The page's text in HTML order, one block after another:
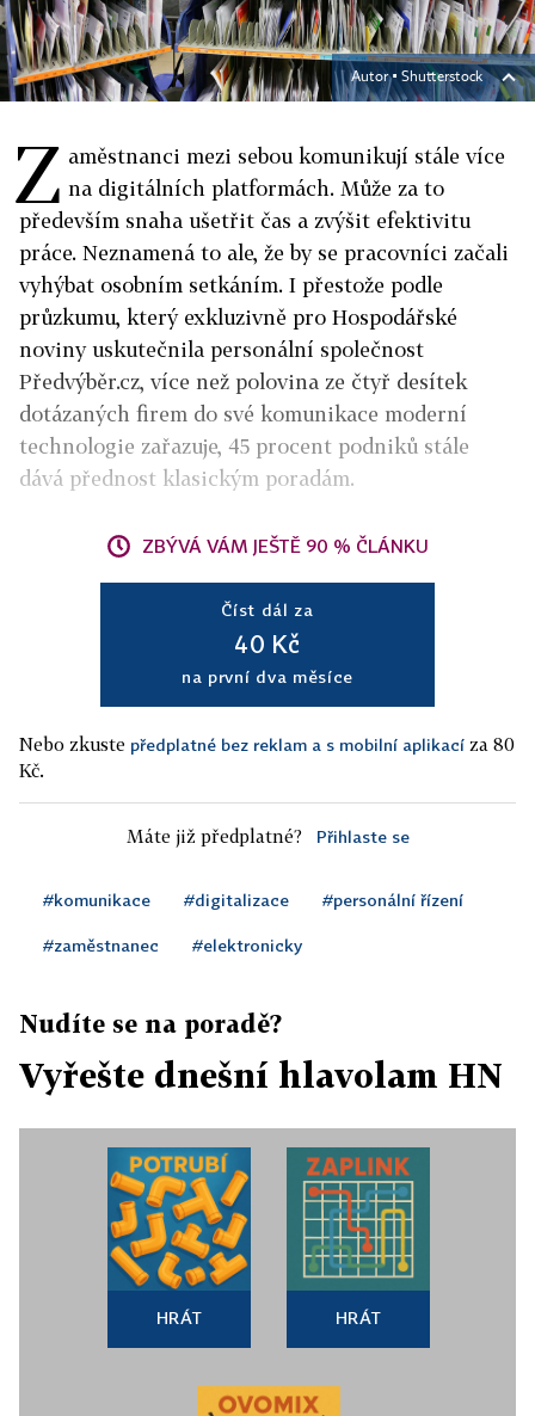
Autor ▪ Shutterstock
Z aměstnanci mezi sebou komunikují stále více
na digitálních platformách. Může za to
především snaha ušetřit čas a zvýšit efektivitu
práce. Neznamená to ale, že by se pracovníci začali
vyhýbat osobním setkáním. I přestože podle
průzkumu, který exkluzivně pro Hospodářské
noviny uskutečnila personální společnost
Předvýběr.cz, více než polovina ze čtyř desítek
dotázaných firem do své komunikace moderní
technologie zařazuje, 45 procent podniků stále
dává přednost klasickým poradám.
ZBÝVÁ VÁM JEŠTĚ 90 % ČLÁNKU
Číst dál za
40 Kč
na první dva měsíce
Nebo zkuste předplatné bez reklam a s mobilní aplikací za 80
Kč.
Máte již předplatné? Přihlaste se
#komunikace #digitalizace #personální řízení
#zaměstnanec #elektronicky
Nudíte se na poradě?
Vyřešte dnešní hlavolam HN
HRÁT HRÁT